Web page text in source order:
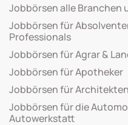
Jobbörsen alle Branchen
Jobbörsen für
Professionals
Jobbörsen für Agrar &
Jobbörsen für Apotheker
Jobbörsen für
Jobbörsen für die
Autowerkstatt